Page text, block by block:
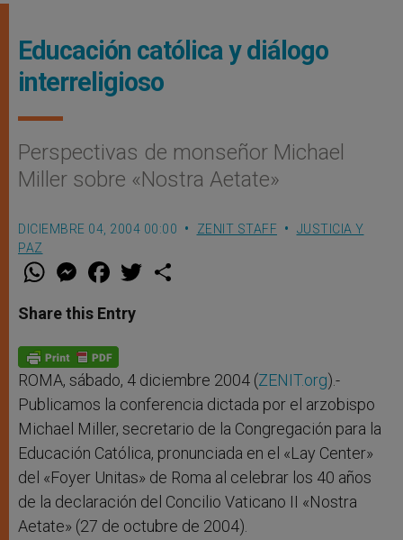
Educación católica y diálogo
interreligioso
Perspectivas de monseñor Michael
Miller sobre «Nostra Aetate»
DICIEMBRE 04, 2004 00:00 ZENIT STAFF
JUSTICIA Y
PAZ
W
t
s
p
p
M
e
s
e
g
e
r
F
a
e
b
o
k
w
Share this Entry
ROMA, sábado, 4 diciembre 2004 (ZENIT.org).-
Publicamos la conferencia dictada por el arzobispo
Michael Miller, secretario de la Congregación para la
Educación Católica, pronunciada en el «Lay Center»
del «Foyer Unitas» de Roma al celebrar los 40 años
de la declaración del Concilio Vaticano II «Nostra
Aetate» (27 de octubre de 2004).